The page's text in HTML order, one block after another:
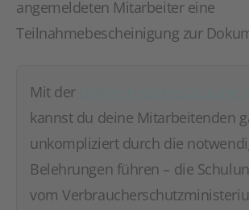
angemeldeten Mitarbeiter eine
Teilnahmebescheinigung zur
Mit der
kannst du deine Mitarbeitenden
unkompliziert durch die
Belehrungen führen – die
vom